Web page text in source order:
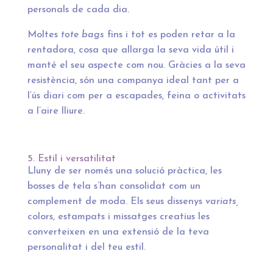
personals de cada dia.
Moltes tote bags fins i tot es poden retar a la
rentadora, cosa que allarga la seva vida útil i
manté el seu aspecte com nou. Gràcies a la seva
resistència, són una companya ideal tant per a
l’ús diari com per a escapades, feina o activitats
a l’aire lliure.
5. Estil i versatilitat
Lluny de ser només una solució pràctica, les
bosses de tela s’han consolidat com un
complement de moda. Els seus dissenys variats,
colors, estampats i missatges creatius les
converteixen en una extensió de la teva
personalitat i del teu estil.